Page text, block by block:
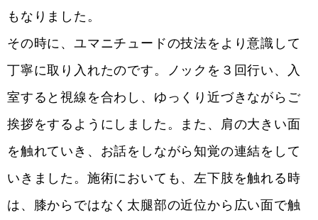
もなりました。
その時に、ユマニチュードの技法をより意識して
丁寧に取り入れたのです。ノックを３回行い、入
室すると視線を合わし、ゆっくり近づきながらご
挨拶をするようにしました。また、肩の大きい面
を触れていき、お話をしながら知覚の連結をして
いきました。施術においても、左下肢を触れる時
は、膝からではなく太腿部の近位から広い面で触